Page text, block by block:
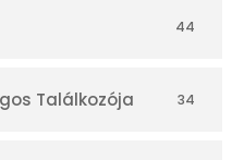
44
Találkozója 34